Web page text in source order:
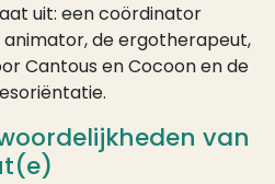
uit: een coördinator
de ergotherapeut,
Cantous en Cocoon en de
van